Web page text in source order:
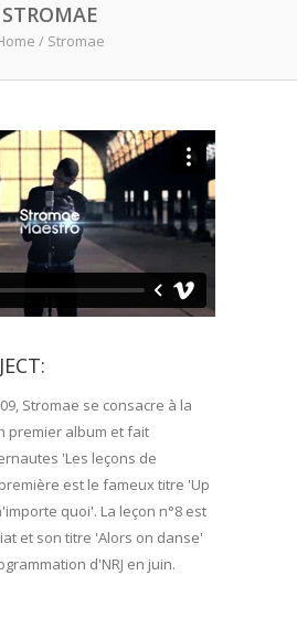
STROMAE
/ Stromae
Stromae se consacre à la
premier album et fait
'Les leçons de
est le fameux titre 'Up
quoi'. La leçon n°8 est
et son titre 'Alors on danse'
d'NRJ en juin.